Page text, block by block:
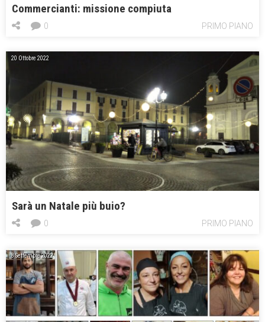
Commercianti: missione compiuta
PRIMO PIANO
0
20 Ottobre 2022
Sarà un Natale più buio?
PRIMO PIANO
0
8 Settembre 2022